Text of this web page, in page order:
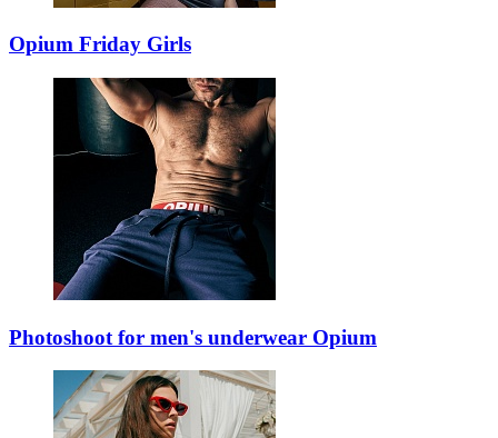
Opium Friday Girls
Photoshoot for men's underwear Opium